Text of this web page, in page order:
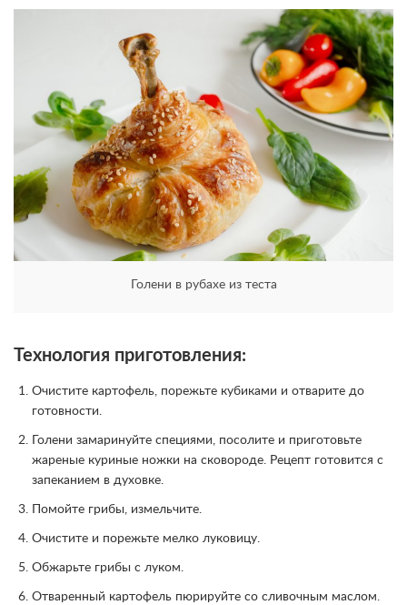
Голени в рубахе из теста
Технология приготовления:
Очистите картофель, порежьте кубиками и отварите до
готовности.
Голени замаринуйте специями, посолите и приготовьте
жареные куриные ножки на сковороде. Рецепт готовится с
запеканием в духовке.
Помойте грибы, измельчите.
Очистите и порежьте мелко луковицу.
Обжарьте грибы с луком.
Отваренный картофель пюрируйте со сливочным маслом.